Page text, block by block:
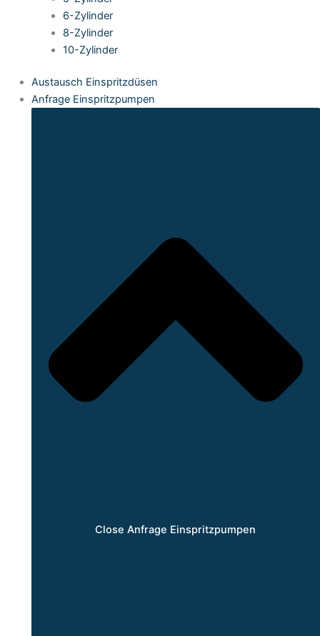
6-Zylinder
8-Zylinder
10-Zylinder
Austausch Einspritzdüsen
Anfrage Einspritzpumpen
Close Anfrage Einspritzpumpen